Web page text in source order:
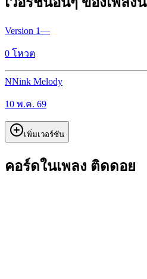
Version 1—
0 โหวต
NNink Melody
10 พ.ค. 69
เพิ่มเวอร์ชัน
คอร์ดในเพลง ติดดอย